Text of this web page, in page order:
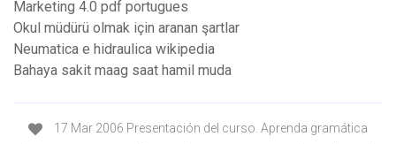
Marketing 4.0 pdf portugues
Okul müdürü olmak için aranan şartlar
Neumatica e hidraulica wikipedia
Bahaya sakit maag saat hamil muda
17 Mar 2006 Presentación del curso. Aprenda gramática